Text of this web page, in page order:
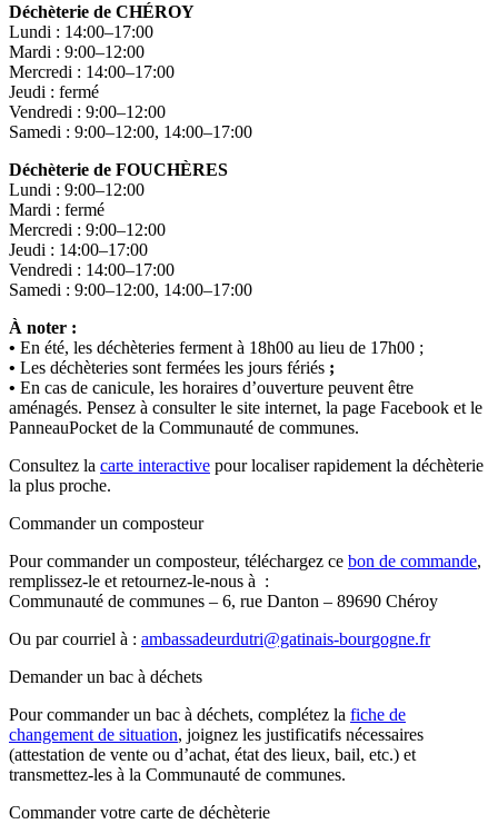
Déchèterie de CHÉROY
Lundi : 14:00–17:00
Mardi : 9:00–12:00
Mercredi : 14:00–17:00
Jeudi : fermé
Vendredi : 9:00–12:00
Samedi : 9:00–12:00, 14:00–17:00
Déchèterie de FOUCHÈRES
Lundi : 9:00–12:00
Mardi : fermé
Mercredi : 9:00–12:00
Jeudi : 14:00–17:00
Vendredi : 14:00–17:00
Samedi : 9:00–12:00, 14:00–17:00
À noter :
• En été, les déchèteries ferment à 18h00 au lieu de 17h00 ;
• Les déchèteries sont fermées les jours fériés ;
• En cas de canicule, les horaires d’ouverture peuvent être
aménagés. Pensez à consulter le site internet, la page Facebook et le
PanneauPocket de la Communauté de communes.
Consultez la carte interactive pour localiser rapidement la déchèterie
la plus proche.
Commander un composteur
Pour commander un composteur, téléchargez ce bon de commande,
remplissez-le et retournez-le-nous à :
Communauté de communes – 6, rue Danton – 89690 Chéroy
Ou par courriel à : ambassadeurdutri@gatinais-bourgogne.fr
Demander un bac à déchets
Pour commander un bac à déchets, complétez la fiche de
changement de situation, joignez les justificatifs nécessaires
(attestation de vente ou d’achat, état des lieux, bail, etc.) et
transmettez-les à la Communauté de communes.
Commander votre carte de déchèterie